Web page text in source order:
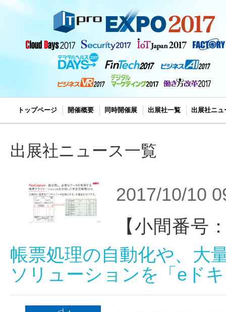
トップページ 開催概要 同時開催展 出展社一覧 出展社ニュ
出展社ニュース一覧
2017/10/10
【小間番号
帳票処理の自動化や、大
ソリューションを「eド